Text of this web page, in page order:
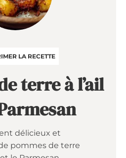
LA RECETTE
terre à l’ail
délicieux et
pommes de terre